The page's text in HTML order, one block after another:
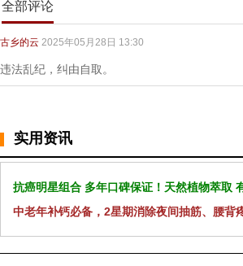
全部评论
古乡的云 2025年05月28日 13:30
违法乱纪，纠由自取。
实用资讯
抗癌明星组合 多年口碑保证！天然植物萃取
中老年补钙必备，2星期消除夜间抽筋、腰背